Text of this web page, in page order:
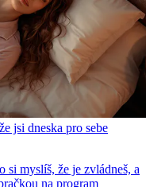
jsi dneska pro sebe
si myslíš, že je zvládneš, a
na program